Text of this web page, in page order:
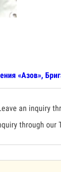
«Азов»,
an inquiry
through our